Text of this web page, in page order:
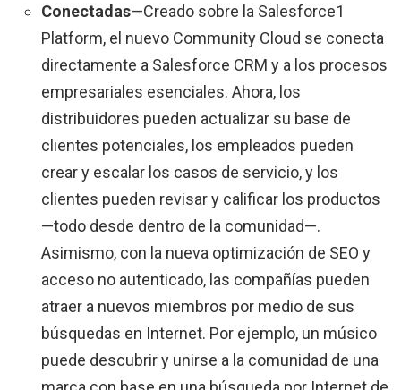
Conectadas—Creado sobre la Salesforce1
Platform, el nuevo Community Cloud se conecta
directamente a Salesforce CRM y a los procesos
empresariales esenciales. Ahora, los
distribuidores pueden actualizar su base de
clientes potenciales, los empleados pueden
crear y escalar los casos de servicio, y los
clientes pueden revisar y calificar los productos
—todo desde dentro de la comunidad—.
Asimismo, con la nueva optimización de SEO y
acceso no autenticado, las compañías pueden
atraer a nuevos miembros por medio de sus
búsquedas en Internet. Por ejemplo, un músico
puede descubrir y unirse a la comunidad de una